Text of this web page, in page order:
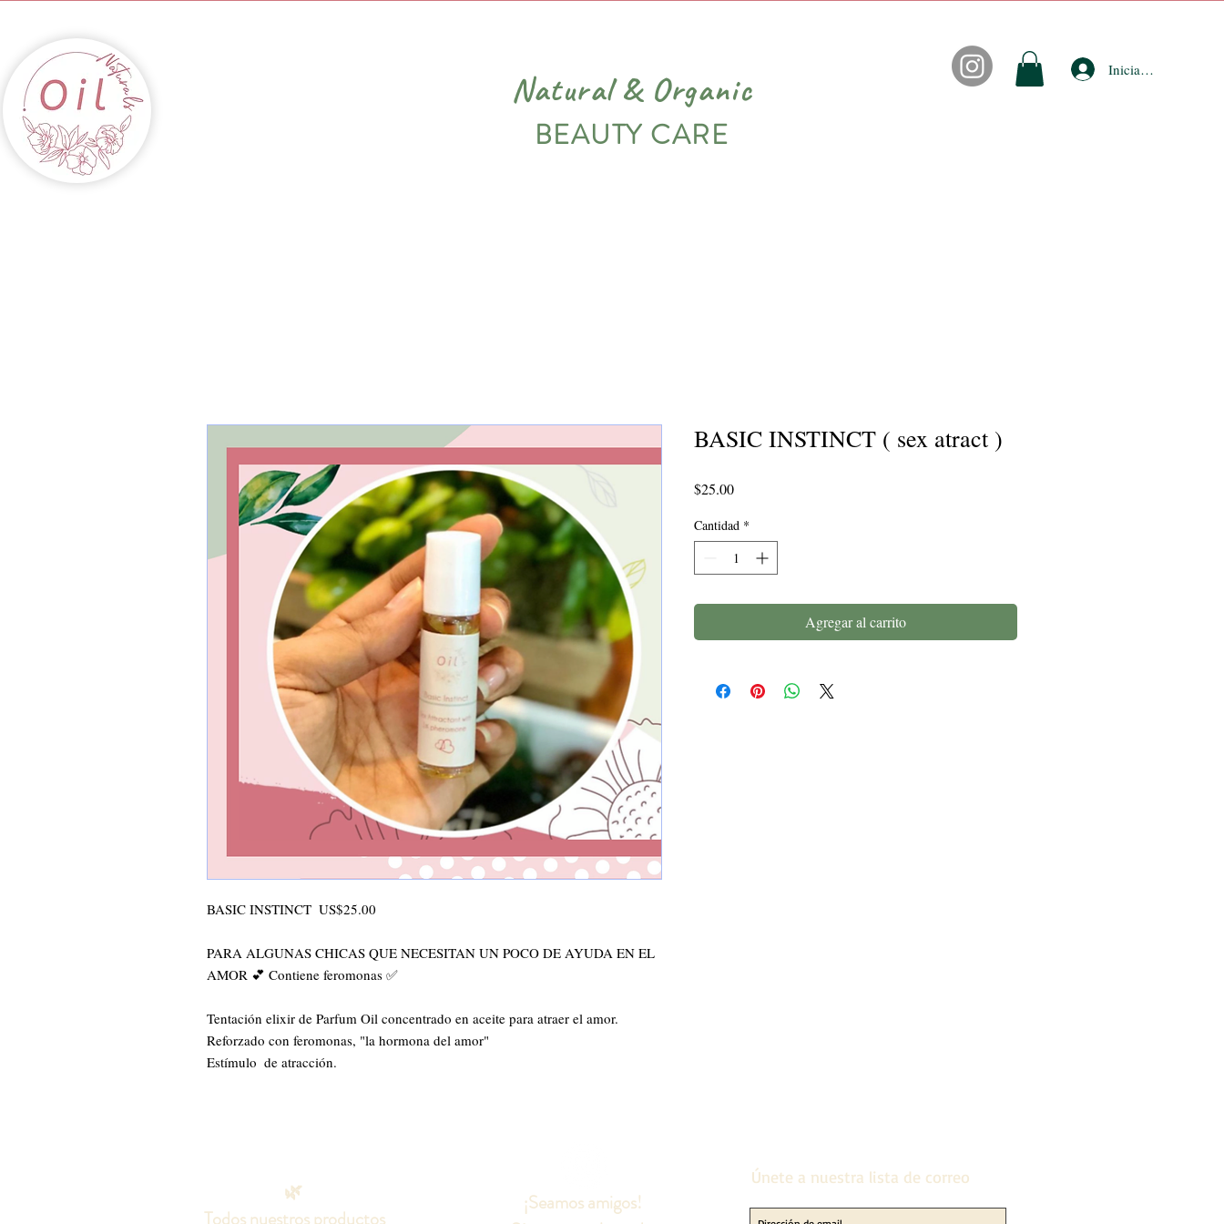
Natural & Organic
BEAUTY CARE
Iniciar sesión
BASIC INSTINCT  US$25.00
PARA ALGUNAS CHICAS QUE NECESITAN UN POCO DE AYUDA EN EL
AMOR 💕 Contiene feromonas ✅
Tentación elixir de Parfum Oil concentrado en aceite para atraer el amor.
Reforzado con feromonas, "la hormona del amor"
Estímulo  de atracción.
BASIC INSTINCT ( sex atract )
$25.00Precio
Cantidad *
Agregar al carrito
🌿
¡Seamos amigos!
Únete a nuestra lista de correo